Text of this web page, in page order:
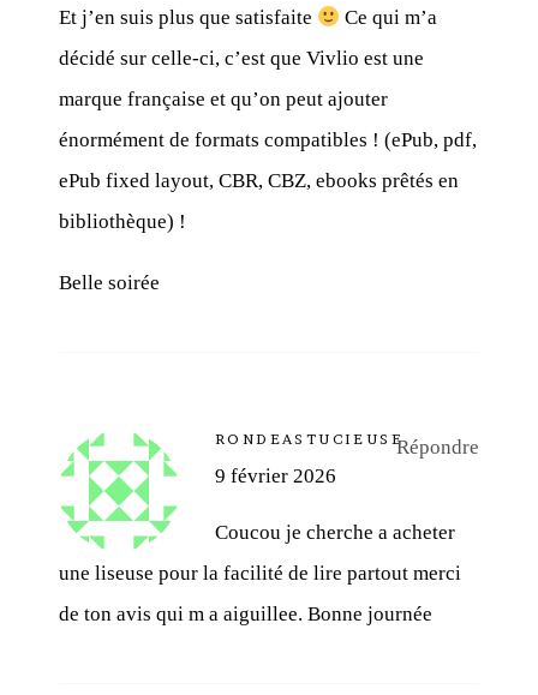
Et j’en suis plus que satisfaite
Ce qui m’a
décidé sur celle-ci, c’est que Vivlio est une
marque française et qu’on peut ajouter
énormément de formats compatibles ! (ePub, pdf,
ePub fixed layout, CBR, CBZ, ebooks prêtés en
bibliothèque) !
Belle soirée
RONDEASTUCIEUSE
9 février 2026
Coucou je cherche a acheter
une liseuse pour la facilité de lire partout merci
de ton avis qui m a aiguillee. Bonne journée
Répondre